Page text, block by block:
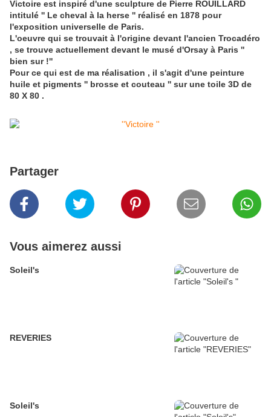
Victoire est inspiré d'une sculpture de Pierre ROUILLARD
intitulé '' Le cheval à la herse '' réalisé en 1878 pour
l'exposition universelle de Paris.
L'oeuvre qui se trouvait à l'origine devant l'ancien Trocadéro
, se trouve actuellement devant le musé d'Orsay à Paris ''
bien sur !''
Pour ce qui est de ma réalisation , il s'agit d'une peinture
huile et pigments '' brosse et couteau '' sur une toile 3D de
80 X 80 .
Partager
Vous aimerez aussi
Soleil's
REVERIES
Soleil's